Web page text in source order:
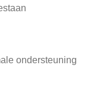
ondersteuning